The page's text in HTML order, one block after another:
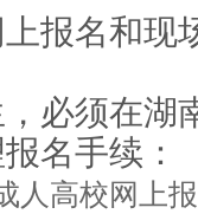
报名和现
必须在湖
名手续：
人高校网上